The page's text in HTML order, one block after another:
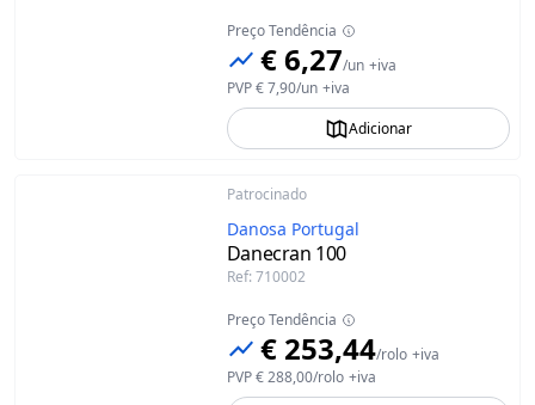
Preço Tendência
€ 6,27/un +iva
PVP€ 7,90/un +iva
Adicionar
Patrocinado
Danosa Portugal
Danecran 100
Ref: 710002
Preço Tendência
€ 253,44/rolo +iva
PVP€ 288,00/rolo +iva